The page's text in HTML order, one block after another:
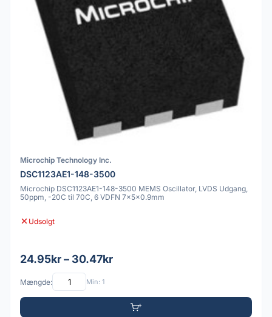
Microchip Technology Inc.
DSC1123AE1-148-3500
Microchip DSC1123AE1-148-3500 MEMS Oscillator, LVDS Udgang,
50ppm, -20C til 70C, 6 VDFN 7x5x0.9mm
Udsolgt
24.95kr – 30.47kr
Mængde: Min: 1